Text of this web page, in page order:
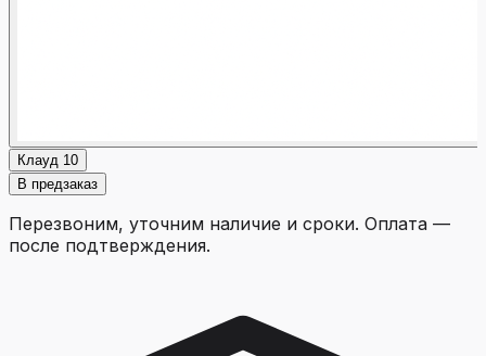
Клауд 10
В предзаказ
Перезвоним, уточним наличие и сроки. Оплата —
после подтверждения.